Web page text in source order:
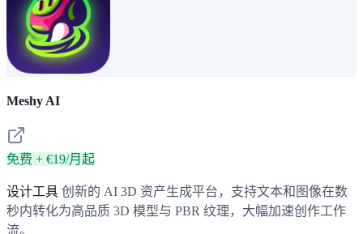
Meshy AI
免费 + €19/月起
设计工具 创新的 AI 3D 资产生成平台，支持文本和图像在数
秒内转化为高品质 3D 模型与 PBR 纹理，大幅加速创作工作
流。